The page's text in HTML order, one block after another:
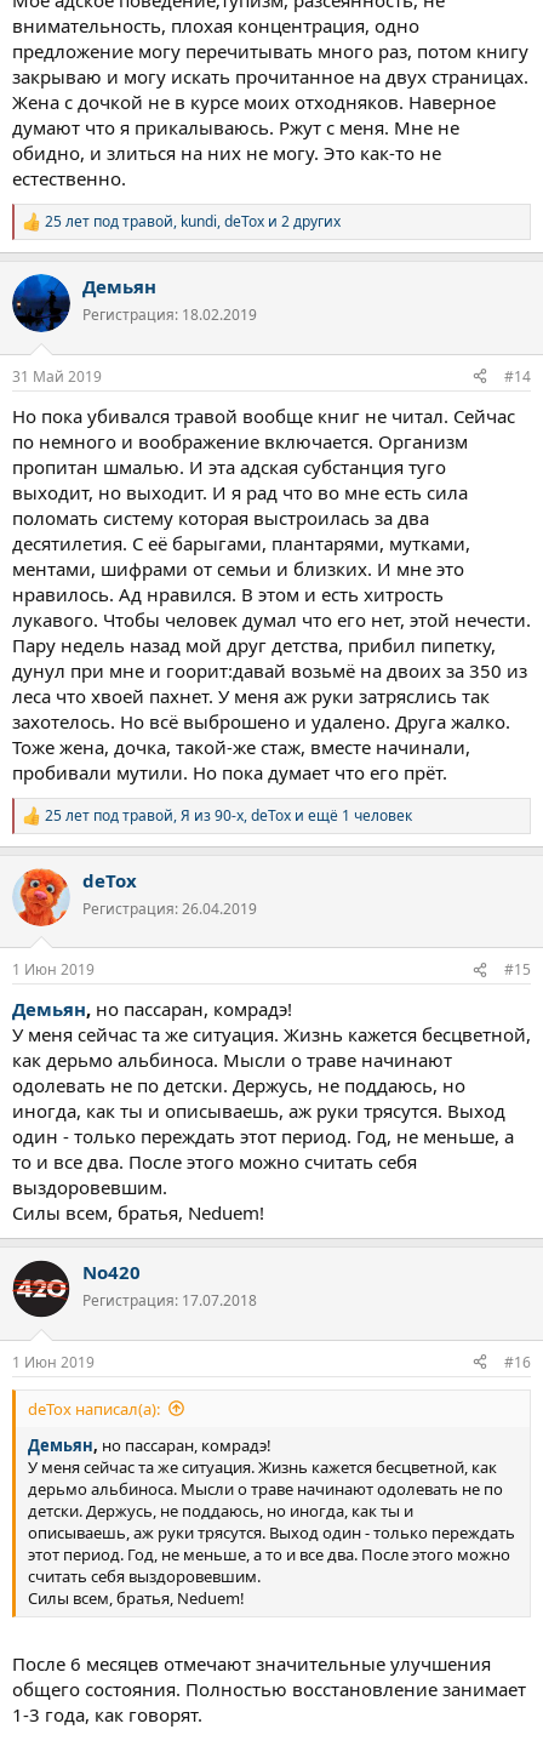
внимательность, плохая концентрация, одно
предложение могу перечитывать много раз, потом книгу
закрываю и могу искать прочитанное на двух страницах.
Жена с дочкой не в курсе моих отходняков. Наверное
думают что я прикалываюсь. Ржут с меня. Мне не
обидно, и злиться на них не могу. Это как-то не
естественно.
Р
е
к
ц
и
25 лет под травой, kundi,deTox и 2 других
Демьян
Регистрация: 18.02.2019
31 Май 2019 #14
Но пока убивался травой вообще книг не читал. Сейчас
по немного и воображение включается. Организм
пропитан шмалью. И эта адская субстанция туго
выходит, но выходит. И я рад что во мне есть сила
поломать систему которая выстроилась за два
десятилетия. С её барыгами, плантарями, мутками,
ментами, шифрами от семьи и близких. И мне это
нравилось. Ад нравился. В этом и есть хитрость
лукавого. Чтобы человек думал что его нет, этой нечести.
Пару недель назад мой друг детства, прибил пипетку,
дунул при мне и гоорит:давай возьмё на двоих за 350 из
леса что хвоей пахнет. У меня аж руки затряслись так
захотелось. Но всё выброшено и удалено. Друга жалко.
Тоже жена, дочка, такой-же стаж, вместе начинали,
пробивали мутили. Но пока думает что его прёт.
Р
е
к
ц
и
25 лет под травой,Я из 90-х,deTox и ещё 1 человек
deTox
Регистрация: 26.04.2019
1 Июн 2019 #15
Демьян, но пассаран, комрадэ!
У меня сейчас та же ситуация. Жизнь кажется бесцветной,
как дерьмо альбиноса. Мысли о траве начинают
одолевать не по детски. Держусь, не поддаюсь, но
иногда, как ты и описываешь, аж руки трясутся. Выход
один - только переждать этот период. Год, не меньше, а
то и все два. После этого можно считать себя
выздоровевшим.
Силы всем, братья, Neduem!
No420
Регистрация: 17.07.2018
1 Июн 2019 #16
deTox написал(а):
Демьян, но пассаран, комрадэ!
У меня сейчас та же ситуация. Жизнь кажется бесцветной, как
дерьмо альбиноса. Мысли о траве начинают одолевать не по
детски. Держусь, не поддаюсь, но иногда, как ты и
описываешь, аж руки трясутся. Выход один - только переждать
этот период. Год, не меньше, а то и все два. После этого можно
считать себя выздоровевшим.
Силы всем, братья, Neduem!
После 6 месяцев отмечают значительные улучшения
общего состояния. Полностью восстановление занимает
1-3 года, как говорят.